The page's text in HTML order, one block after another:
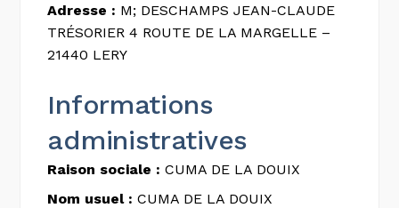
Adresse : M; DESCHAMPS JEAN-CLAUDE
TRÉSORIER 4 ROUTE DE LA MARGELLE –
21440 LERY
Informations
administratives
Raison sociale : CUMA DE LA DOUIX
Nom usuel : CUMA DE LA DOUIX